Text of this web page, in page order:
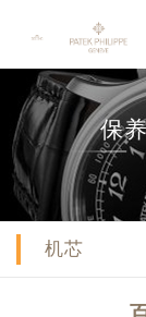
保
机芯